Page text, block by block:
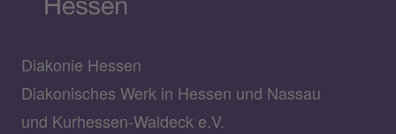
Diakonie Hessen
Diakonisches Werk in Hessen und Nassau
und Kurhessen-Waldeck e.V.